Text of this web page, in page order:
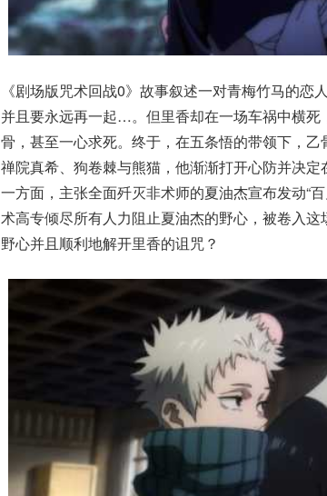
《剧场版咒术回战0》故事叙述一对青梅竹马的恋
并且要永远再一起…。但里香却在一场车祸中横
骨，甚至一心求死。终于，在五条悟的带领下，
禅院真希、狗卷棘与熊猫，他渐渐打开心防并决
一方面，主张全面歼灭非术师的夏油杰宣布发动“
术高专倾尽所有人力阻止夏油杰的野心，被卷入
野心并且顺利地解开里香的诅咒？